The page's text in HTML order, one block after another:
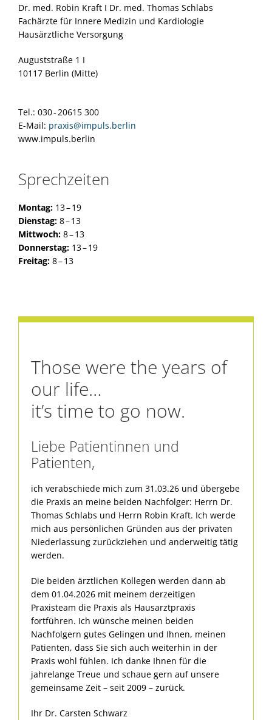
Dr. med. Robin Kraft I Dr. med. Thomas Schlabs
Fachärzte für Innere Medizin und Kardiologie
Hausärztliche Versorgung
Auguststraße 1 I
10117 Berlin (Mitte)
Tel.: 030 - 20615 300
E-Mail: praxis@impuls.berlin
www.impuls.berlin
Sprechzeiten
Montag:13 – 19
Dienstag: 8 – 13
Mittwoch:8 – 13
Donnerstag: 13 – 19
Freitag: 8 – 13
Those were the years of
our life…
it’s time to go now.
Liebe Patientinnen und
Patienten,
ich verabschiede mich zum 31.03.26 und übergebe
die Praxis an meine beiden Nachfolger: Herrn Dr.
Thomas Schlabs und Herrn Robin Kraft. Ich werde
mich aus persönlichen Gründen aus der privaten
Niederlassung zurückziehen und anderweitig tätig
werden.
Die beiden ärztlichen Kollegen werden dann ab
dem 01.04.2026 mit meinem derzeitigen
Praxisteam die Praxis als Hausarztpraxis
fortführen. Ich wünsche meinen beiden
Nachfolgern gutes Gelingen und Ihnen, meinen
Patienten, dass Sie sich auch weiterhin in der
Praxis wohl fühlen. Ich danke Ihnen für die
jahrelange Treue und schaue gern auf unsere
gemeinsame Zeit – seit 2009 – zurück.
Ihr Dr. Carsten Schwarz